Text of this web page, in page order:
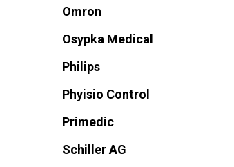
Omron
Osypka Medical
Philips
Phyisio Control
Primedic
Schiller AG